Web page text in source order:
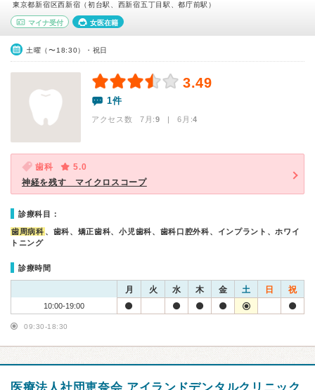
東京都新宿区西新宿（初台駅、西新宿五丁目駅、都庁前駅）
マイナ受付 女医在籍
土曜（〜18:30）・祝日
3.49
1件
アクセス数 7月:9 | 6月:4
歯科
5.0
神経を残す マイクロスコープ
診療科目：
歯周病科 、歯科、矯正歯科、小児歯科、歯科口腔外科、インプラント、ホワイ
トニング
診療時間
月 火 水 木 金 土 日 祝
10:00-19:00
09:30-18:30